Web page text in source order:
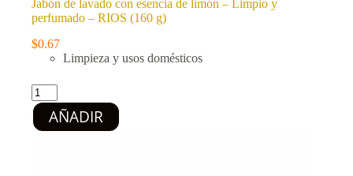
Jabón de lavado con esencia de limón – Limpio y
perfumado – RIOS (160 g)
$0.67
Limpieza y usos domésticos
Jabón
de
lavado
con
AÑADIR